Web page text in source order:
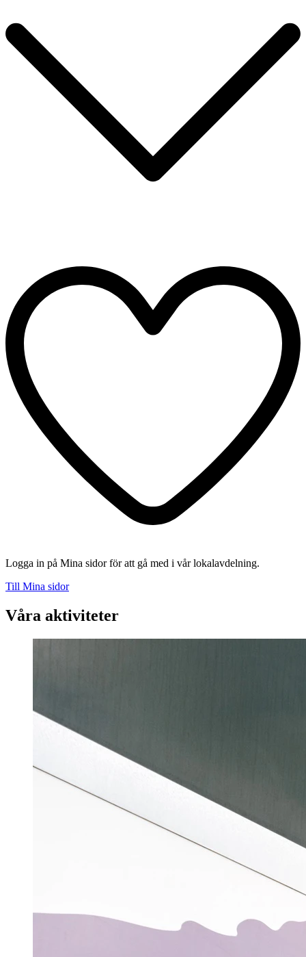
Logga in på Mina sidor för att gå med i vår lokalavdelning.
Till Mina sidor
Våra aktiviteter